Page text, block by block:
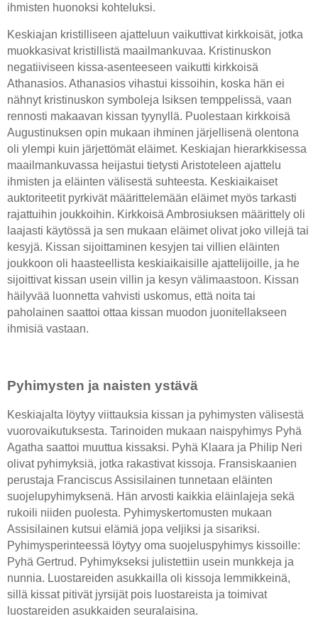
ihmisten huonoksi kohteluksi.
Keskiajan kristilliseen ajatteluun vaikuttivat kirkkoisät, jotka
muokkasivat kristillistä maailmankuvaa. Kristinuskon
negatiiviseen kissa-asenteeseen vaikutti kirkkoisä
Athanasios. Athanasios vihastui kissoihin, koska hän ei
nähnyt kristinuskon symboleja Isiksen temppelissä, vaan
rennosti makaavan kissan tyynyllä. Puolestaan kirkkoisä
Augustinuksen opin mukaan ihminen järjellisenä olentona
oli ylempi kuin järjettömät eläimet. Keskiajan hierarkkisessa
maailmankuvassa heijastui tietysti Aristoteleen ajattelu
ihmisten ja eläinten välisestä suhteesta. Keskiaikaiset
auktoriteetit pyrkivät määrittelemään eläimet myös tarkasti
rajattuihin joukkoihin. Kirkkoisä Ambrosiuksen määrittely oli
laajasti käytössä ja sen mukaan eläimet olivat joko villejä tai
kesyjä. Kissan sijoittaminen kesyjen tai villien eläinten
joukkoon oli haasteellista keskiaikaisille ajattelijoille, ja he
sijoittivat kissan usein villin ja kesyn välimaastoon. Kissan
häilyvää luonnetta vahvisti uskomus, että noita tai
paholainen saattoi ottaa kissan muodon juonitellakseen
ihmisiä vastaan.
Pyhimysten ja naisten ystävä
Keskiajalta löytyy viittauksia kissan ja pyhimysten välisestä
vuorovaikutuksesta. Tarinoiden mukaan naispyhimys Pyhä
Agatha saattoi muuttua kissaksi. Pyhä Klaara ja Philip Neri
olivat pyhimyksiä, jotka rakastivat kissoja. Fransiskaanien
perustaja Franciscus Assisilainen tunnetaan eläinten
suojelupyhimyksenä. Hän arvosti kaikkia eläinlajeja sekä
rukoili niiden puolesta. Pyhimyskertomusten mukaan
Assisilainen kutsui elämiä jopa veljiksi ja sisariksi.
Pyhimysperinteessä löytyy oma suojeluspyhimys kissoille:
Pyhä Gertrud. Pyhimykseksi julistettiin usein munkkeja ja
nunnia. Luostareiden asukkailla oli kissoja lemmikkeinä,
sillä kissat pitivät jyrsijät pois luostareista ja toimivat
luostareiden asukkaiden seuralaisina.